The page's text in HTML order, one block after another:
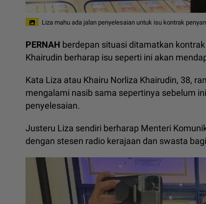
Liza mahu ada jalan penyelesaian untuk isu kontrak
PERNAH berdepan situasi ditamatkan
Khairudin berharap isu seperti ini akan
Kata Liza atau Khairu Norliza Khairudin, 38,
mengalami nasib sama sepertinya sebelum
penyelesaian.
Justeru Liza sendiri berharap Menteri
dengan stesen radio kerajaan dan swasta